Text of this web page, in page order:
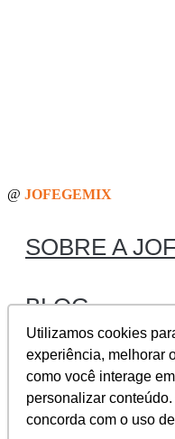
Utilizamos cookies
experiência, melhorar
como você interage
personalizar
concorda com o uso
@ JOFEGEMIX
SOBRE A
BLOG
FDS
SEJA UM